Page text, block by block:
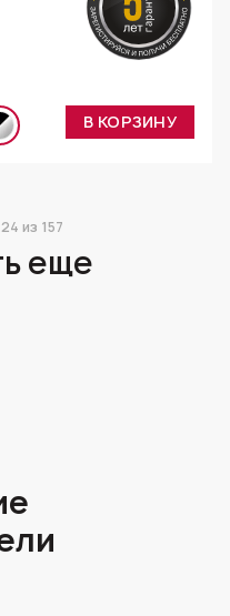
В КОРЗИНУ
24 из 157
еще